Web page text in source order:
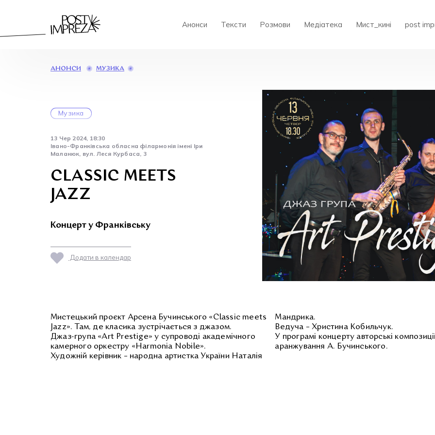
Анонси Тексти Розмови Медіатека Мист_кині post
АНОНСИ МУЗИКА
Музика
13 Чер 2024, 18:30
Івано-Франківська обласна філармонія імені Іри
Маланюк, вул. Леся Курбаса, 3
CLASSIC MEETS
JAZZ
Концерт у Франківську
Додати в календар
Мистецький проєкт Арсена Бучинського «Classic meets
Jazz». Там, де класика зустрічається з джазом.
Джаз-група «Art Prestige» у супроводі академічного
камерного оркестру «Harmonia Nobile».
Художній керівник – народна артистка України Наталія
Мандрика.
Ведуча – Христина Кобильчук.
У програмі концерту авторські
аранжування А. Бучинського.